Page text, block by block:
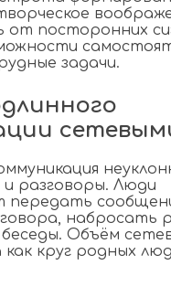
от посторонних
задачи.
разговоры. Люди
набросать
Объём
круг родных